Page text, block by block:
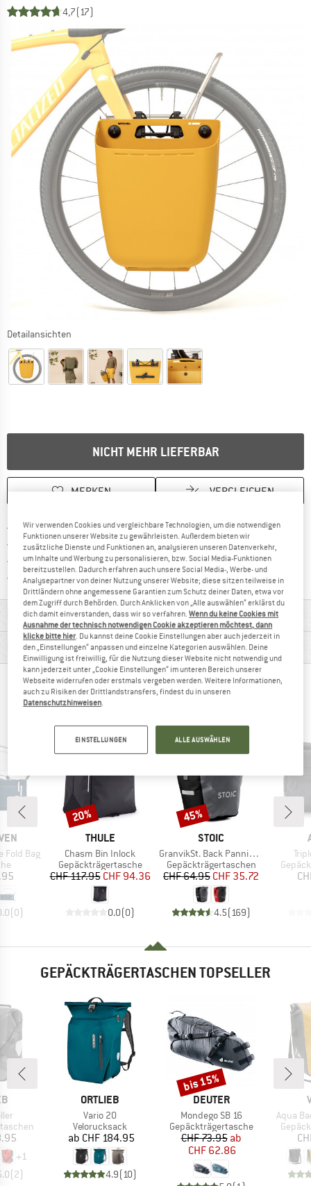
4,7(17)
Detailansichten
NICHT MEHR LIEFERBAR
MERKEN VERGLEICHEN
Portofrei ab CHF 100 (CH)Finde mehr Informationen zu den
100 Tage RückgaberechtGehe hier zu den Rückgabe-
Kauf auf RechnungFinde die Zahlungs-Infos hier! Öffnet
Trusted Shops KäuferschutzFinde alle Infos hier!
MATERIALINFOS & FEATURES
PRODUKTBESCHREIBUNG
ANDERE BERGFREUNDE SCHAUTEN SICH AUCH
Fold Bag
(0)
MARKE
THULE
Artikel
Chasm Bin Inlock
Produktgruppe
Gepäckträgertasche
Preis
CHF 117.95reduzierter Preis
CHF 94.36
0.0(0)
Rabatt
20%
MARKE
STOIC
Artikel
GranvikSt. Back Pannier 22
Produktgruppe
Gepäckträgertaschen
Preis
CHF 64.95reduzierter Preis
CHF 35.72
4.5(169)
Rabatt
45%
GEPÄCKTRÄGERTASCHEN TOPSELLER
+1
(2)
MARKE
ORTLIEB
Artikel
Vario 20
Produktgruppe
Velorucksack
Preis
ab CHF 184.95
4.9(10)
MARKE
DEUTER
Artikel
Mondego SB 16
Produktgruppe
Gepäckträgertasche
Preis
CHF 73.95reduzierter Preis
ab
CHF 62.86
Rabatt
bis 15%
Artikel
Aqua
Wir verwenden Cookies und vergleichbare Technologien, um die notwendigen
Funktionen unserer Website zu gewährleisten. Außerdem bieten wir
zusätzliche Dienste und Funktionen an, analysieren unseren Datenverkehr,
um Inhalte und Werbung zu personalisieren, bzw. Social Media-Funktionen
bereitzustellen. Dadurch erfahren auch unsere Social Media-, Werbe- und
Analysepartner von deiner Nutzung unserer Website; diese sitzen teilweise in
Drittländern ohne angemessene Garantien zum Schutz deiner Daten, etwa vor
dem Zugriff durch Behörden. Durch Anklicken von „Alle auswählen“ erklärst du
dich damit einverstanden, dass wir so verfahren.Wenn du keine Cookies mit
Ausnahme der technisch notwendigen Cookie akzeptieren möchtest, dann
klicke bitte hier. Du kannst deine Cookie Einstellungen aber auch jederzeit in
den „Einstellungen“ anpassen und einzelne Kategorien auswählen. Deine
Einwilligung ist freiwillig, für die Nutzung dieser Website nicht notwendig und
kann jederzeit unter „Cookie Einstellungen“ im unteren Bereich unserer
Webseite widerrufen oder erstmals vergeben werden. Weitere Informationen,
auch zu Risiken der Drittlandstransfers, findest du in unseren
Datenschutzhinweisen.
EINSTELLUNGEN ALLE AUSWÄHLEN